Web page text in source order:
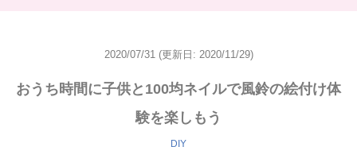
2020/07/31 (更新日: 2020/11/29)
おうち時間に子供と100均ネイルで風鈴の絵付け体
験を楽しもう
DIY